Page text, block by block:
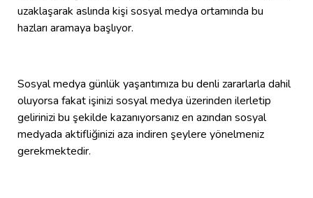
uzaklaşarak aslında kişi sosyal medya ortamında bu
hazları aramaya başlıyor.
Sosyal medya günlük yaşantımıza bu denli zararlarla dahil
oluyorsa fakat işinizi sosyal medya üzerinden ilerletip
gelirinizi bu şekilde kazanıyorsanız en azından sosyal
medyada aktifliğinizi aza indiren şeylere yönelmeniz
gerekmektedir.